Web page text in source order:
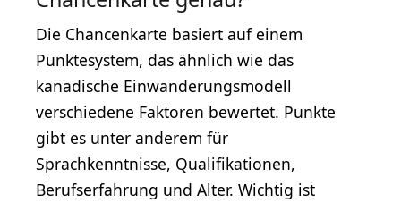
Die Chancenkarte basiert auf einem
Punktesystem, das ähnlich wie das
kanadische Einwanderungsmodell
verschiedene Faktoren bewertet. Punkte
gibt es unter anderem für
Sprachkenntnisse, Qualifikationen,
Berufserfahrung und Alter. Wichtig ist